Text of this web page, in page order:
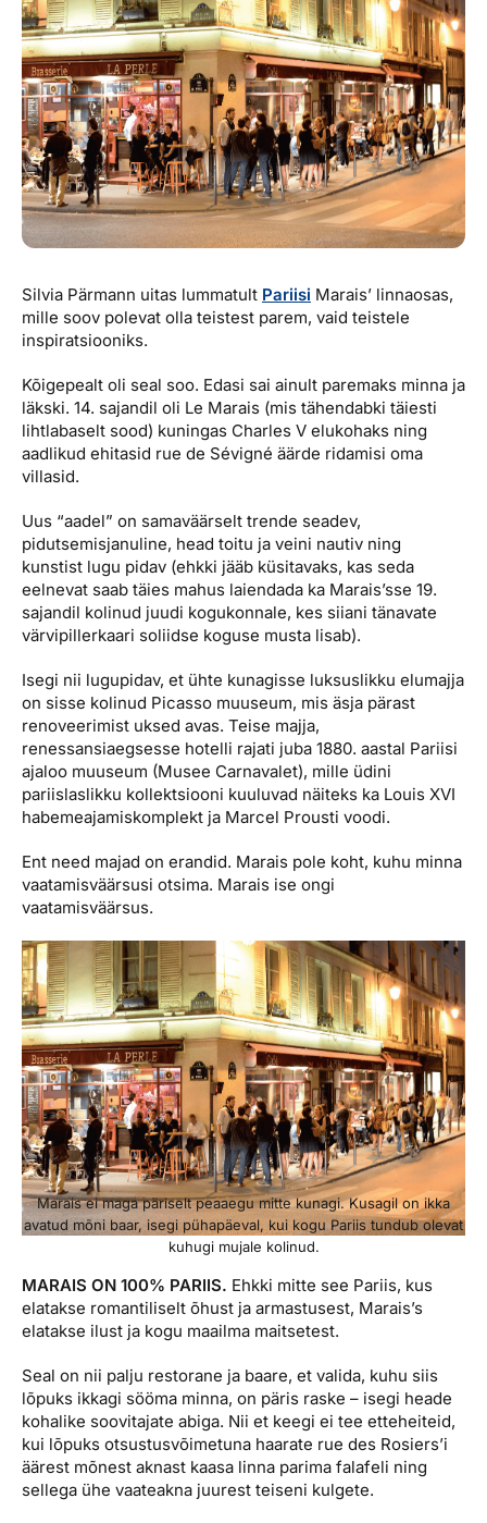
Reisitarvete e-pood
Airalo eSIM
Reisija meelespea
Kuldkaart
Platinum Club
Püsisoodustused
Boonuspunktid
Meist
Ettevõttest, kontaktid, reisikonsultandi teenus, tule
tööle, uudised...
Ettevõttest
Kontaktid
Reisikonsultandi teenus
Tule tööle
Uudised
Silvia Pärmann uitas lummatult Pariisi Marais’ linnaosas,
mille soov polevat olla teistest parem, vaid teistele
inspiratsiooniks.
Kõigepealt oli seal soo. Edasi sai ainult paremaks minna ja
läkski. 14. sajandil oli Le Marais (mis tähendabki täiesti
lihtlabaselt sood) kuningas Charles V elukohaks ning
aadlikud ehitasid rue de Sévigné äärde ridamisi oma
villasid.
Uus “aadel” on samaväärselt trende seadev,
pidutsemisjanuline, head toitu ja veini nautiv ning
kunstist lugu pidav (ehkki jääb küsitavaks, kas seda
eelnevat saab täies mahus laiendada ka Marais’sse 19.
sajandil kolinud juudi kogukonnale, kes siiani tänavate
värvipillerkaari soliidse koguse musta lisab).
Isegi nii lugupidav, et ühte kunagisse luksuslikku elumajja
on sisse kolinud Picasso muuseum, mis äsja pärast
renoveerimist uksed avas. Teise majja,
renessansiaegsesse hotelli rajati juba 1880. aastal Pariisi
ajaloo muuseum (Musee Carnavalet), mille üdini
pariislaslikku kollektsiooni kuuluvad näiteks ka Louis XVI
habemeajamiskomplekt ja Marcel Prousti voodi.
Ent need majad on erandid. Marais pole koht, kuhu minna
vaatamisväärsusi otsima. Marais ise ongi
vaatamisväärsus.
Marais ei maga päriselt peaaegu mitte kunagi. Kusagil on ikka
avatud mõni baar, isegi pühapäeval, kui kogu Pariis tundub olevat
kuhugi mujale kolinud.
MARAIS ON 100% PARIIS. Ehkki mitte see Pariis, kus
elatakse romantiliselt õhust ja armastusest, Marais’s
elatakse ilust ja kogu maailma maitsetest.
Seal on nii palju restorane ja baare, et valida, kuhu siis
lõpuks ikkagi sööma minna, on päris raske – isegi heade
kohalike soovitajate abiga. Nii et keegi ei tee etteheiteid,
kui lõpuks otsustusvõimetuna haarate rue des Rosiers’i
äärest mõnest aknast kaasa linna parima falafeli ning
sellega ühe vaateakna juurest teiseni kulgete.